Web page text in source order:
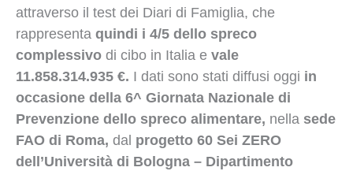
attraverso il test dei Diari di Famiglia, che
rappresenta quindi i 4/5 dello spreco
complessivo di cibo in Italia e vale
11.858.314.935 €. I dati sono stati diffusi oggi in
occasione della 6^ Giornata Nazionale di
Prevenzione dello spreco alimentare, nella sede
FAO di Roma, dal progetto 60 Sei ZERO
dell’Università di Bologna – Dipartimento